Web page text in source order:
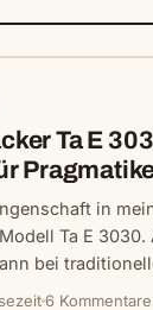
Ta E
in
Ta E
bei
6 Kommentare